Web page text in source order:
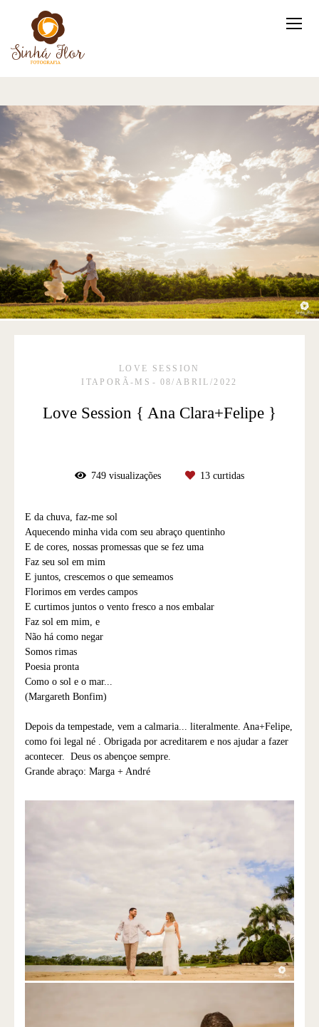
LOVE SESSION
ITAPORÃ-MS
08/ABRIL/2022
Love Session { Ana Clara+Felipe }
749 visualizações 13 curtidas
E da chuva, faz-me sol
Aquecendo minha vida com seu abraço quentinho
E de cores, nossas promessas que se fez uma
Faz seu sol em mim
E juntos, crescemos o que semeamos
Florimos em verdes campos
E curtimos juntos o vento fresco a nos embalar
Faz sol em mim, e
Não há como negar
Somos rimas
Poesia pronta
Como o sol e o mar...
(Margareth Bonfim)
Depois da tempestade, vem a calmaria... literalmente. Ana+Felipe,
como foi legal né . Obrigada por acreditarem e nos ajudar a fazer
acontecer. Deus os abençoe sempre.
Grande abraço: Marga + André